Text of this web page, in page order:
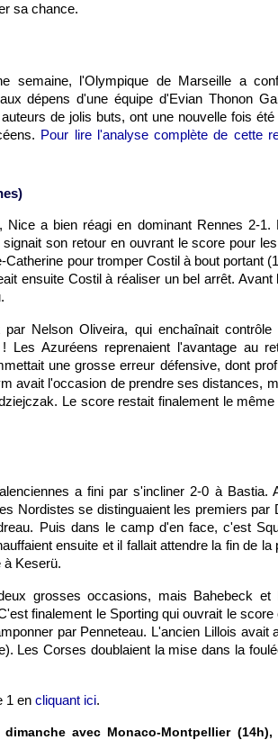
sa chance.
semaine, l'Olympique de Marseille a
dépens d'une équipe d'Evian Thonon
de jolis buts, ont une nouvelle fois été
Pour lire l'analyse complète de cette
)
Nicea bien réagi en dominant Rennes 2-1.
son retour en ouvrant le score pour
pour tromper Costil à bout portant
ensuite Costil à réaliser un bel arrêt. Avant
par Nelson Oliveira, qui enchaînait
Les Azuréens reprenaient l'avantage au
une grosse erreur défensive, dont
avait l'occasion de prendre ses distances,
Le score restait finalement le
a fini par s'incliner 2-0 à Bastia.
Nordistes se distinguaient les premiers par
Puis dans le camp d'en face, c'est
ensuite et il fallait attendre la fin de la
à Keserü.
grosses occasions, mais Bahebeck et
finalement le Sporting qui ouvrait le score
par Penneteau. L'ancien Lillois avait
Les Corses doublaient la mise dans la
1 en cliquant ici.
avec Monaco-Montpellier(14h),